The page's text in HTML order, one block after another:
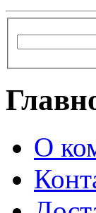
О